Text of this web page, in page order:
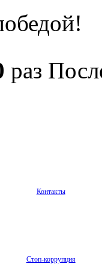
раз
Контакты
Стоп-коррупция